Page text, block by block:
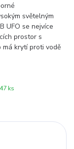
světelným
UFO se nejvíce
prostor s
má krytí proti vodě
ks